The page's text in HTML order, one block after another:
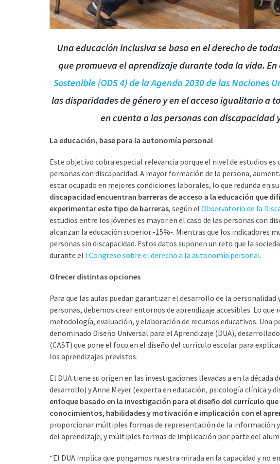
Una educación inclusiva se basa en el derecho de
que promueva el aprendizaje durante toda la vida. En
Sostenible (ODS 4) de la Agenda 2030 de las Naciones
las disparidades de género y en el acceso igualitario a
en cuenta a las personas con discapacidad
La educación, base para la autonomía personal
Este objetivo cobra especial relevancia porque el nivel de estudios
personas con discapacidad. A mayor formación de la persona,
estar ocupado en mejores condiciones laborales, lo que redunda en
discapacidad encuentran barreras de acceso a la educación que
experimentar este tipo de barreras, según el Observatorio de la
estudios entre los jóvenes es mayor en el caso de las personas con
alcanzan la educación superior -15%-. Mientras que los indicadores
personas sin discapacidad. Estos datos suponen un reto que la
durante el I Congreso sobre el derecho a la autonomía personal.
Ofrecer distintas opciones
Para que las aulas puedan garantizar el desarrollo de la
personas, debemos crear entornos de aprendizaje accesibles. Lo
metodología, evaluación, y elaboración de recursos educativos. Una
denominado Diseño Universal para el Aprendizaje (DUA),
(CAST) que pone el foco en el diseño del currículo escolar para
los aprendizajes previstos.
El DUA tiene su origen en las investigaciones llevadas a en la década
desarrollo) y Anne Meyer (experta en educación, psicología clínica y
enfoque basado en la investigación para el diseño del currículo
conocimientos, habilidades y motivación e implicación con el
proporcionar múltiples formas de representación de la información
del aprendizaje, y múltiples formas de implicación por parte del
“El DUA implica que pongamos nuestra mirada en la capacidad y no